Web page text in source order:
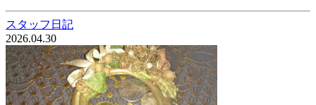
スタッフ日記
2026.04.30